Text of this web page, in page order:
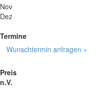
Nov
Dez
Termine
Wunschtermin anfragen »
Preis
n.V.